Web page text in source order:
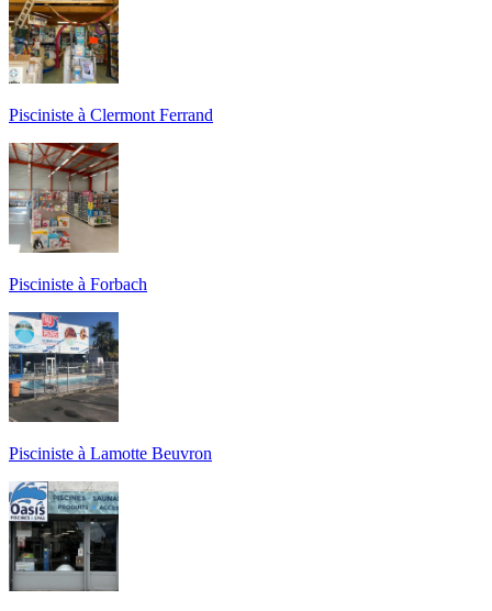
Pisciniste à Clermont Ferrand
Pisciniste à Forbach
Pisciniste à Lamotte Beuvron